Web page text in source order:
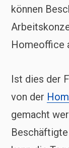
können
Homeoffice
Ist dies der
von der
gemacht